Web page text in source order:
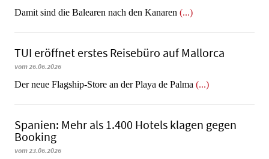
​​​​​​​Damit sind die Balearen nach den Kanaren (...)
TUI eröffnet erstes Reisebüro auf Mallorca
vom 26.06.2026
Der neue Flagship-Store an der Playa de Palma (...)
Spanien: Mehr als 1.400 Hotels klagen gegen
Booking
vom 23.06.2026